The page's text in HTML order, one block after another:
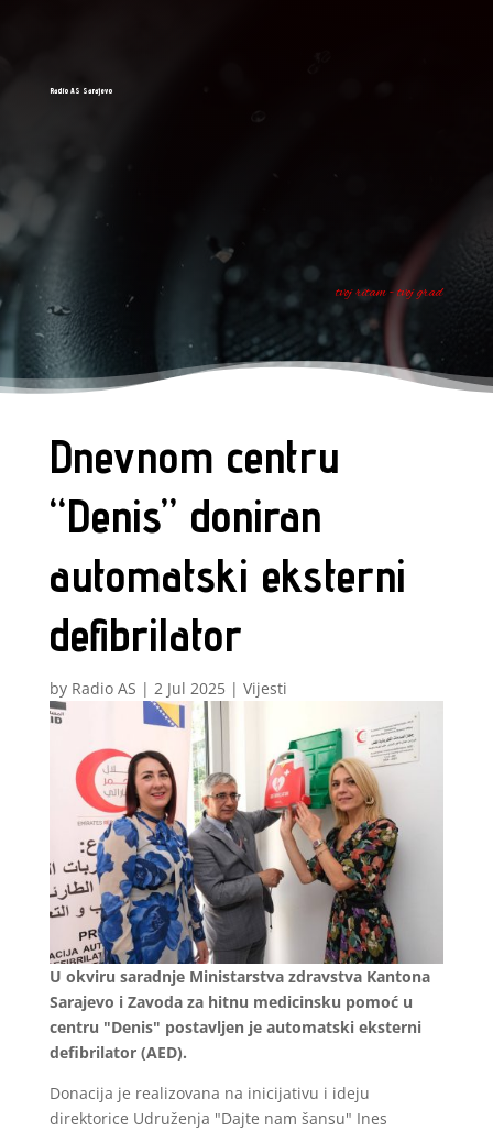
Radio AS Sarajevo
tvoj ritam - tvoj grad
Dnevnom centru
“Denis” doniran
automatski eksterni
defibrilator
by Radio AS | 2 Jul 2025| Vijesti
U okviru saradnje Ministarstva zdravstva Kantona
Sarajevo i Zavoda za hitnu medicinsku pomoć u
centru "Denis" postavljen je automatski eksterni
defibrilator (AED).
Donacija je realizovana na inicijativu i ideju
direktorice Udruženja "Dajte nam šansu" Ines